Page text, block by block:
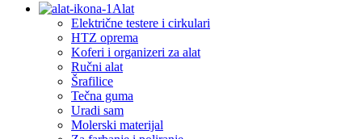
Alat
Električne testere i cirkulari
HTZ oprema
Koferi i organizeri za alat
Ručni alat
Šrafilice
Tečna guma
Uradi sam
Molerski materijal